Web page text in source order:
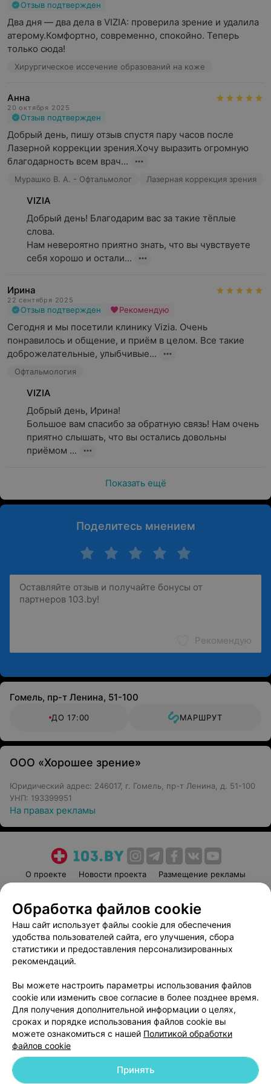
диагностики и лечения на оборудовании от мировых
производителей.
В центре оказывают широкий спектр
офтальмологических услуг: от консультативных
микрохирургических операций. Пациентов порадуют
качество сервиса, приятные цены и персональный
подход со стороны персонала.
Направления центра офтальмологии и микрохирургии
«VIZIA (Визия)»:
— офтальмолога
— офтальмохирурга
— детского офтальмолога (с рождения)
— лазерного офтальмохирурга
Витреоретинальная хирургия
Хирургическое лечение:
— катаракта
— глаукома
— папиллома
— атерома
— халязион
— птеригиум
Интравитреальное введение анти-VEGF препаратов
Лазерное лечение
Лечение непроникающих ранений глаза
Зондирование, промывание слезных путей и
Подбор мягких и жестких контактных линз
Центр офтальмологии и микрохирургии «VIZIA
(Визия)»: ваше зрение — наша забота.
консультация специалиста: рекламируемые
медицинские услуги могут иметь
Отзыв подтвержден
Два дня — два дела в VIZIA: проверила зрение и удалила
атерому.Комфортно, современно, спокойно. Теперь
только сюда!
Хирургическое иссечение образований на коже
Анна
20 октября 2025
Отзыв подтвержден
Добрый день, пишу отзыв спустя пару часов после
Лазерной коррекции зрения.Хочу выразить огромную
благодарность всем врач...
Мурашко В. А. - Офтальмолог Лазерная коррекция зрения
VIZIA
Добрый день! Благодарим вас за такие тёплые
слова.
Нам невероятно приятно знать, что вы чувствуете
себя хорошо и остали...
Ирина
22 сентября 2025
Отзыв подтвержден Рекомендую
Сегодня и мы посетили клинику Vizia. Очень
понравилось и общение, и приём в целом. Все такие
доброжелательные, улыбчивые...
Офтальмология
VIZIA
Добрый день, Ирина!
Большое вам спасибо за обратную связь! Нам очень
приятно слышать, что вы остались довольны
приёмом ...
Показать ещё
Поделитесь мнением
Рекомендую
Гомель, пр-т Ленина, 51-100
ДО 17:00 МАРШРУТ
ООО «Хорошее зрение»
Юридический адрес: 246017, г. Гомель, пр-т Ленина, д. 51-100
УНП: 193399951
На правах рекламы
О проекте Новости проекта
Размещение рекламы
Пользовательское соглашение
Способы оплаты
Вакансии
Партнеры
Написать руководителю 103.by
Обработка персональных данных
© 2026 ООО «Артокс Лаб», УНП 191700409 | 220012, Республика Беларусь,
Обработка файлов cookie
Наш сайт использует файлы cookie для обеспечения
удобства пользователей сайта, его улучшения, сбора
статистики и предоставления персонализированных
рекомендаций.
Вы можете настроить параметры использования файлов
cookie или изменить свое согласие в более позднее время.
Для получения дополнительной информации о целях,
сроках и порядке использования файлов cookie вы
можете ознакомиться с нашей Политикой обработки
файлов cookie
Принять